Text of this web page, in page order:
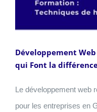
Développement
qui Font la
Le développement web
pour les entreprises en